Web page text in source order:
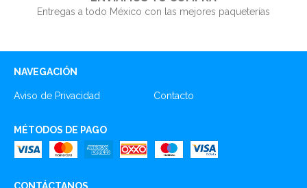
Entregas a todo México con las mejores paqueterías
NAVEGACIÓN
Aviso de Privacidad Contacto
MÉTODOS DE PAGO